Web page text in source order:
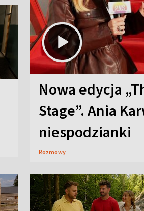
Nowa edycja
Stage”. Ania
niespodzianki
Rozmowy